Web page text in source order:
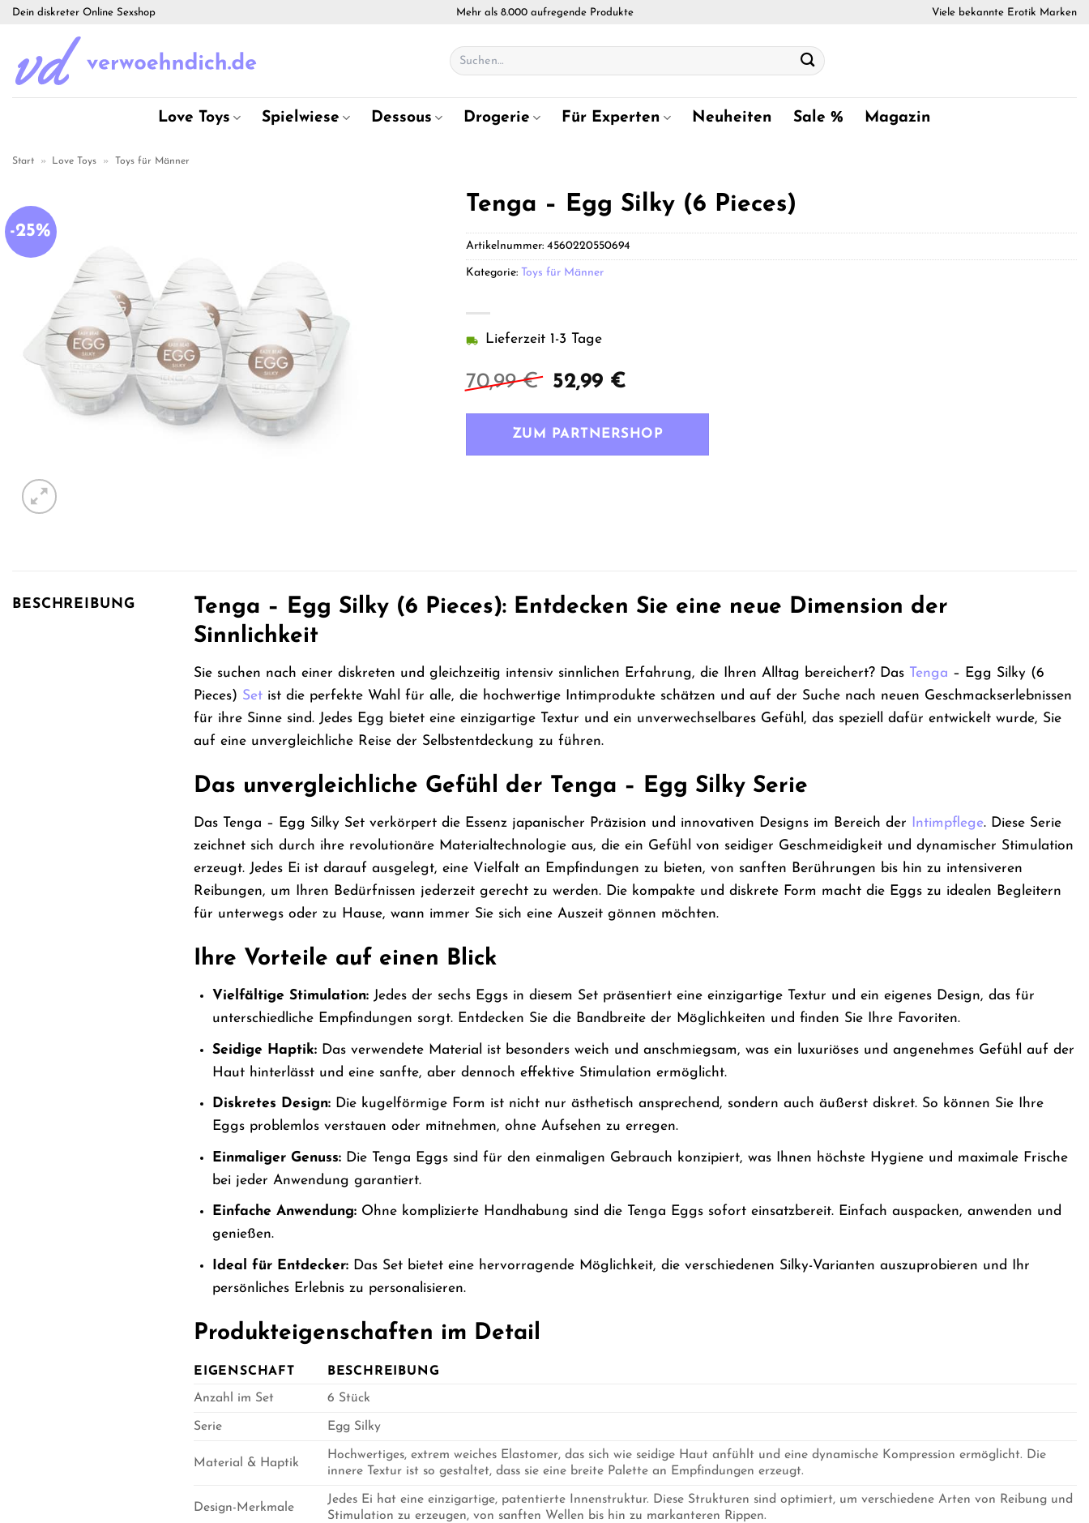
Zum
springen
Dein diskreter Online Sexshop Mehr als 8.000 aufregende Produkte Viele bekannte Erotik Marken
Suchen
nach:
Love Toys Spielwiese Dessous Drogerie Für Experten Neuheiten Sale % Magazin
Start » Love Toys » Toys für Männer
-25%
Tenga – Egg Silky (6 Pieces)
70,99€
Ursprünglicher
war:
70,99 €
52,99 €Aktueller
ist:
52,99 €.
Lieferzeit 1-3 Tage
ZUM PARTNERSHOP
Artikelnummer: 4560220550694
Kategorie: Toys für Männer
BESCHREIBUNG
Tenga – Egg Silky (6 Pieces): Entdecken Sie eine neue Dimension der
Sinnlichkeit
Sie suchen nach einer diskreten und gleichzeitig intensiv sinnlichen Erfahrung, die Ihren Alltag bereichert? Das Tenga – Egg Silky (6
Pieces) Set ist die perfekte Wahl für alle, die hochwertige Intimprodukte schätzen und auf der Suche nach neuen Geschmackserlebnissen
für ihre Sinne sind. Jedes Egg bietet eine einzigartige Textur und ein unverwechselbares Gefühl, das speziell dafür entwickelt wurde, Sie
auf eine unvergleichliche Reise der Selbstentdeckung zu führen.
Das unvergleichliche Gefühl der Tenga – Egg Silky Serie
Das Tenga – Egg Silky Set verkörpert die Essenz japanischer Präzision und innovativen Designs im Bereich der Intimpflege. Diese Serie
zeichnet sich durch ihre revolutionäre Materialtechnologie aus, die ein Gefühl von seidiger Geschmeidigkeit und dynamischer Stimulation
erzeugt. Jedes Ei ist darauf ausgelegt, eine Vielfalt an Empfindungen zu bieten, von sanften Berührungen bis hin zu intensiveren
Reibungen, um Ihren Bedürfnissen jederzeit gerecht zu werden. Die kompakte und diskrete Form macht die Eggs zu idealen Begleitern
für unterwegs oder zu Hause, wann immer Sie sich eine Auszeit gönnen möchten.
Ihre Vorteile auf einen Blick
Vielfältige Stimulation:Jedes der sechs Eggs in diesem Set präsentiert eine einzigartige Textur und ein eigenes Design, das für
unterschiedliche Empfindungen sorgt. Entdecken Sie die Bandbreite der Möglichkeiten und finden Sie Ihre Favoriten.
Seidige Haptik:Das verwendete Material ist besonders weich und anschmiegsam, was ein luxuriöses und angenehmes Gefühl auf der
Haut hinterlässt und eine sanfte, aber dennoch effektive Stimulation ermöglicht.
Diskretes Design:Die kugelförmige Form ist nicht nur ästhetisch ansprechend, sondern auch äußerst diskret. So können Sie Ihre
Eggs problemlos verstauen oder mitnehmen, ohne Aufsehen zu erregen.
Einmaliger Genuss:Die Tenga Eggs sind für den einmaligen Gebrauch konzipiert, was Ihnen höchste Hygiene und maximale Frische
bei jeder Anwendung garantiert.
Einfache Anwendung:Ohne komplizierte Handhabung sind die Tenga Eggs sofort einsatzbereit. Einfach auspacken, anwenden und
genießen.
Ideal für Entdecker:Das Set bietet eine hervorragende Möglichkeit, die verschiedenen Silky-Varianten auszuprobieren und Ihr
persönliches Erlebnis zu personalisieren.
Produkteigenschaften im Detail
EIGENSCHAFT BESCHREIBUNG
Anzahl im Set 6 Stück
Serie Egg Silky
Material & Haptik
Hochwertiges, extrem weiches Elastomer, das sich wie seidige Haut anfühlt und eine dynamische Kompression ermöglicht. Die
innere Textur ist so gestaltet, dass sie eine breite Palette an Empfindungen erzeugt.
Design-Merkmale
Jedes Ei hat eine einzigartige, patentierte Innenstruktur. Diese Strukturen sind optimiert, um verschiedene Arten von Reibung und
Stimulation zu erzeugen, von sanften Wellen bis hin zu markanteren Rippen.